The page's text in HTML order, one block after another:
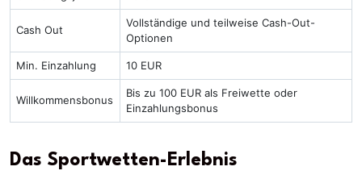
Cash Out
Vollständige und teilweise Cash-Out-
Optionen
Min. Einzahlung 10 EUR
Willkommensbonus
Bis zu 100 EUR als Freiwette oder
Einzahlungsbonus
Das Sportwetten-Erlebnis